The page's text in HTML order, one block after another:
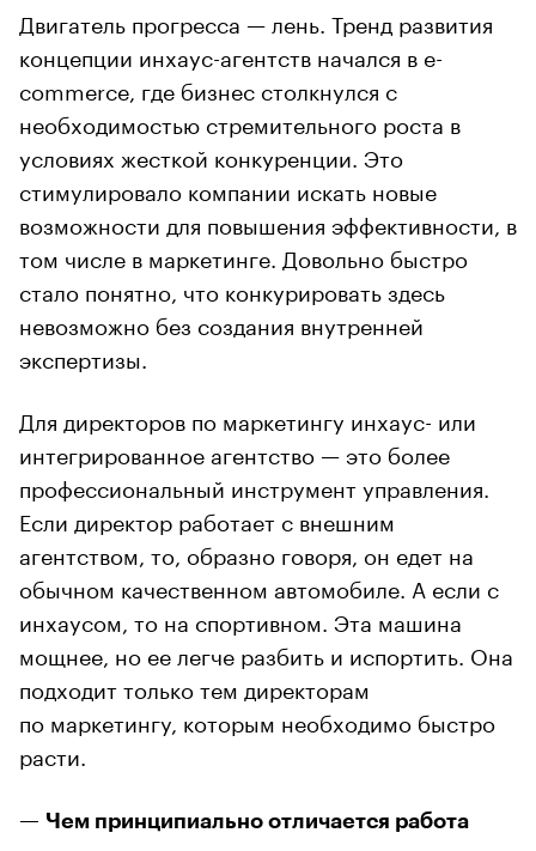
Двигатель прогресса — лень. Тренд развития
концепции инхаус-агентств начался в e-
commerce, где бизнес столкнулся с
необходимостью стремительного роста в
условиях жесткой конкуренции. Это
стимулировало компании искать новые
возможности для повышения эффективности, в
том числе в маркетинге. Довольно быстро
стало понятно, что конкурировать здесь
невозможно без создания внутренней
экспертизы.
Для директоров по маркетингу инхаус- или
интегрированное агентство — это более
профессиональный инструмент управления.
Если директор работает с внешним
агентством, то, образно говоря, он едет на
обычном качественном автомобиле. А если с
инхаусом, то на спортивном. Эта машина
мощнее, но ее легче разбить и испортить. Она
подходит только тем директорам
по маркетингу, которым необходимо быстро
расти.
— Чем принципиально отличается работа